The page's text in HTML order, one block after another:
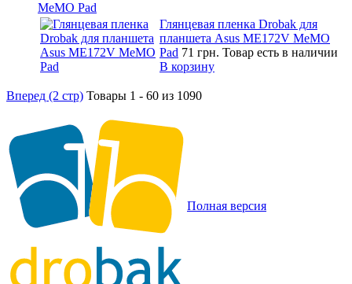
MeMO Pad
Глянцевая пленка Drobak для
планшета Asus ME172V MeMO
Pad 71 грн. Товар есть в наличии
В корзину
Вперед (2 стр) Товары 1 - 60 из 1090
Полная версия